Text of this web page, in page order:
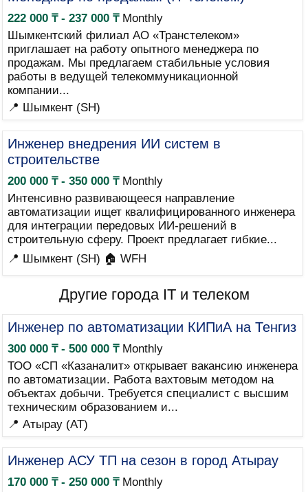
222 000 ₸ - 237 000 ₸Monthly
Шымкентский филиал АО «Транстелеком»
приглашает на работу опытного менеджера по
продажам. Мы предлагаем стабильные условия
работы в ведущей телекоммуникационной
компании...
📍 Шымкент (SH)
Инженер внедрения ИИ систем в
строительстве
200 000 ₸ - 350 000 ₸Monthly
Интенсивно развивающееся направление
автоматизации ищет квалифицированного инженера
для интеграции передовых ИИ-решений в
строительную сферу. Проект предлагает гибкие...
📍 Шымкент (SH) 🏠 WFH
Другие города IT и телеком
Инженер по автоматизации КИПиА на Тенгиз
300 000 ₸ - 500 000 ₸Monthly
ТОО «СП «Казаналит» открывает вакансию инженера
по автоматизации. Работа вахтовым методом на
объектах добычи. Требуется специалист с высшим
техническим образованием и...
📍 Атырау (AT)
Инженер АСУ ТП на сезон в город Атырау
170 000 ₸ - 250 000 ₸Monthly